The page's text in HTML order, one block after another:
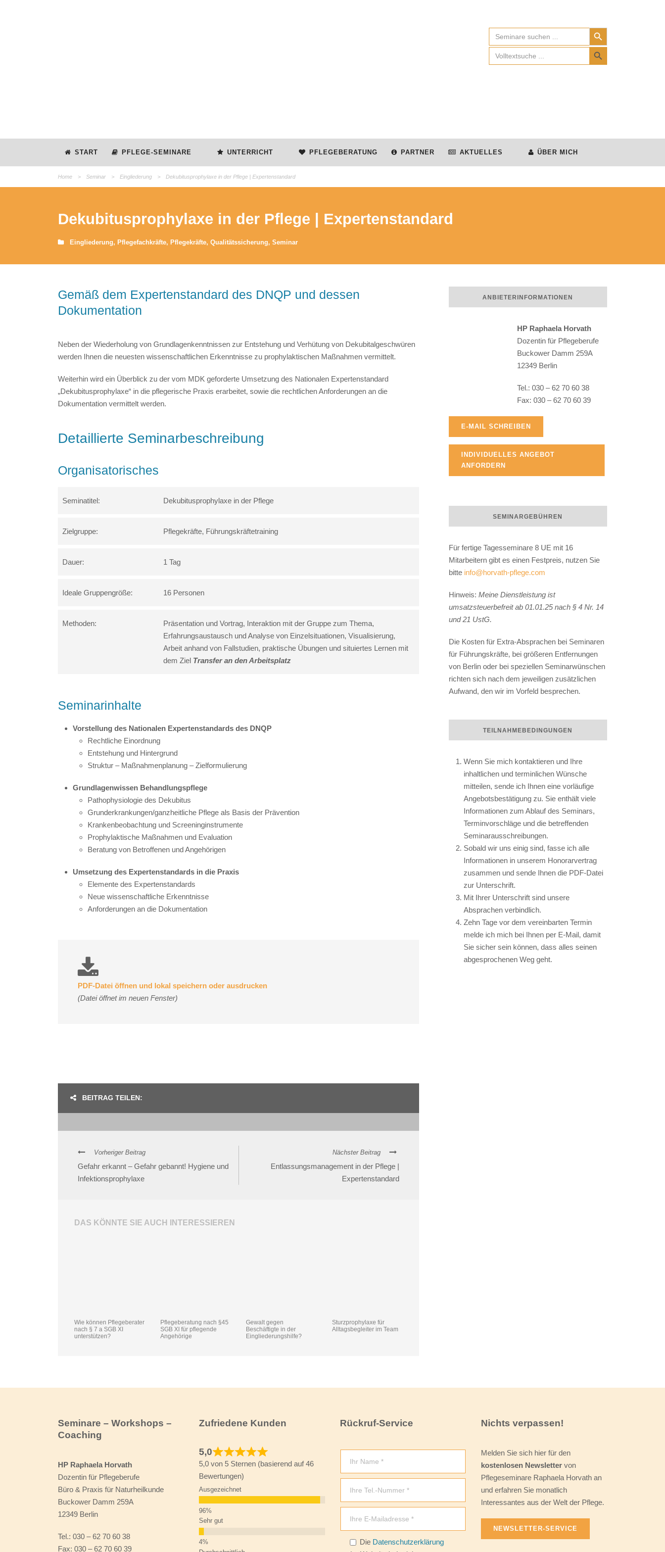
Search
for:
Search Button
Search
for:
Search Button
START PFLEGE-SEMINARE UNTERRICHT PFLEGEBERATUNG PARTNER AKTUELLES ÜBER MICH
Home > Seminar > Eingliederung > Dekubitusprophylaxe in der Pflege | Expertenstandard
Dekubitusprophylaxe in der Pflege | Expertenstandard
Eingliederung, Pflegefachkräfte, Pflegekräfte, Qualitätssicherung, Seminar
Gemäß dem Expertenstandard des DNQP und dessen
Dokumentation
Neben der Wiederholung von Grundlagenkenntnissen zur Entstehung und Verhütung von Dekubitalgeschwüren
werden Ihnen die neuesten wissenschaftlichen Erkenntnisse zu prophylaktischen Maßnahmen vermittelt.
Weiterhin wird ein Überblick zu der vom MDK geforderte Umsetzung des Nationalen Expertenstandard
„Dekubitusprophylaxe“ in die pflegerische Praxis erarbeitet, sowie die rechtlichen Anforderungen an die
Dokumentation vermittelt werden.
Detaillierte Seminarbeschreibung
Organisatorisches
Seminatitel: Dekubitusprophylaxe in der Pflege
Zielgruppe: Pflegekräfte, Führungskräftetraining
Dauer: 1 Tag
Ideale Gruppengröße: 16 Personen
Methoden:
Präsentation und Vortrag, Interaktion mit der Gruppe zum Thema,
Erfahrungsaustausch und Analyse von Einzelsituationen, Visualisierung,
Arbeit anhand von Fallstudien, praktische Übungen und situiertes Lernen mit
dem Ziel Transfer an den Arbeitsplatz
Seminarinhalte
Vorstellung des Nationalen Expertenstandards des DNQP
Rechtliche Einordnung
Entstehung und Hintergrund
Struktur – Maßnahmenplanung – Zielformulierung
Grundlagenwissen Behandlungspflege
Pathophysiologie des Dekubitus
Grunderkrankungen/ganzheitliche Pflege als Basis der Prävention
Krankenbeobachtung und Screeninginstrumente
Prophylaktische Maßnahmen und Evaluation
Beratung von Betroffenen und Angehörigen
Umsetzung des Expertenstandards in die Praxis
Elemente des Expertenstandards
Neue wissenschaftliche Erkenntnisse
Anforderungen an die Dokumentation
PDF-Datei öffnen und lokal speichern oder ausdrucken
(Datei öffnet im neuen Fenster)
BEITRAG TEILEN:
Vorheriger Beitrag
Gefahr erkannt – Gefahr gebannt! Hygiene und
Infektionsprophylaxe
Nächster Beitrag
Entlassungsmanagement in der Pflege |
Expertenstandard
DAS KÖNNTE SIE AUCH INTERESSIEREN
Wie können Pflegeberater
nach § 7 a SGB XI
unterstützen?
Pflegeberatung nach §45
SGB XI für pflegende
Angehörige
Gewalt gegen
Beschäftigte in der
Eingliederungshilfe?
Sturzprophylaxe für
Alltagsbegleiter im Team
ANBIETERINFORMATIONEN
HP Raphaela Horvath
Dozentin für Pflegeberufe
Buckower Damm 259A
12349 Berlin
Tel.: 030 – 62 70 60 38
Fax: 030 – 62 70 60 39
E-MAIL SCHREIBEN
INDIVIDUELLES ANGEBOT
ANFORDERN
SEMINARGEBÜHREN
Für fertige Tagesseminare 8 UE mit 16
Mitarbeitern gibt es einen Festpreis, nutzen Sie
bitte info@horvath-pflege.com
Hinweis: Meine Dienstleistung ist
umsatzsteuerbefreit ab 01.01.25 nach § 4 Nr. 14
und 21 UstG.
Die Kosten für Extra-Absprachen bei Seminaren
für Führungskräfte, bei größeren Entfernungen
von Berlin oder bei speziellen Seminarwünschen
richten sich nach dem jeweiligen zusätzlichen
Aufwand, den wir im Vorfeld besprechen.
TEILNAHMEBEDINGUNGEN
Wenn Sie mich kontaktieren und Ihre
inhaltlichen und terminlichen Wünsche
mitteilen, sende ich Ihnen eine vorläufige
Angebotsbestätigung zu. Sie enthält viele
Informationen zum Ablauf des Seminars,
Terminvorschläge und die betreffenden
Seminarausschreibungen.
Sobald wir uns einig sind, fasse ich alle
Informationen in unserem Honorarvertrag
zusammen und sende Ihnen die PDF-Datei
zur Unterschrift.
Mit Ihrer Unterschrift sind unsere
Absprachen verbindlich.
Zehn Tage vor dem vereinbarten Termin
melde ich mich bei Ihnen per E-Mail, damit
Sie sicher sein können, dass alles seinen
abgesprochenen Weg geht.
Seminare – Workshops –
Coaching
HP Raphaela Horvath
Dozentin für Pflegeberufe
Büro & Praxis für Naturheilkunde
Buckower Damm 259A
12349 Berlin
Tel.: 030 – 62 70 60 38
Fax: 030 – 62 70 60 39
Zufriedene Kunden
5,0
5,0 von 5 Sternen (basierend auf 46
Bewertungen)
Ausgezeichnet
Sehr gut
Rückruf-Service
Bitte lasse dieses Feld leer.
Die Datenschutzerklärung
Nichts verpassen!
Melden Sie sich hier für den
kostenlosen Newsletter von
Pflegeseminare Raphaela Horvath an
und erfahren Sie monatlich
Interessantes aus der Welt der Pflege.
NEWSLETTER-SERVICE